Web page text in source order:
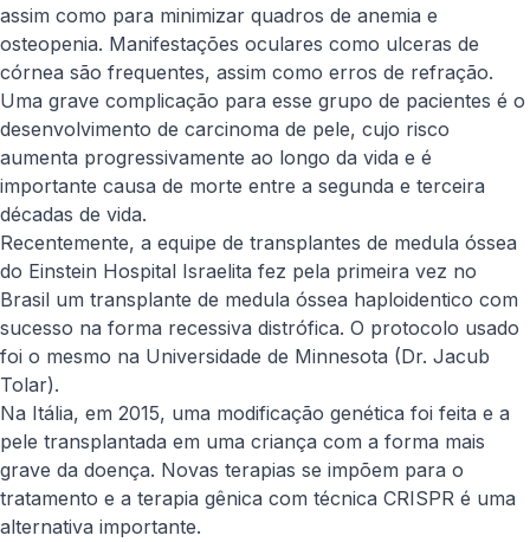
assim como para minimizar quadros de anemia e
osteopenia. Manifestações oculares como ulceras de
córnea são frequentes, assim como erros de refração.
Uma grave complicação para esse grupo de pacientes é o
desenvolvimento de carcinoma de pele, cujo risco
aumenta progressivamente ao longo da vida e é
importante causa de morte entre a segunda e terceira
décadas de vida.
Recentemente, a equipe de transplantes de medula óssea
do Einstein Hospital Israelita fez pela primeira vez no
Brasil um transplante de medula óssea haploidentico com
sucesso na forma recessiva distrófica. O protocolo usado
foi o mesmo na Universidade de Minnesota (Dr. Jacub
Tolar).
Na Itália, em 2015, uma modificação genética foi feita e a
pele transplantada em uma criança com a forma mais
grave da doença. Novas terapias se impõem para o
tratamento e a terapia gênica com técnica CRISPR é uma
alternativa importante.